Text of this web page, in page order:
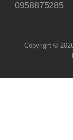
0958875285
Copyright ©